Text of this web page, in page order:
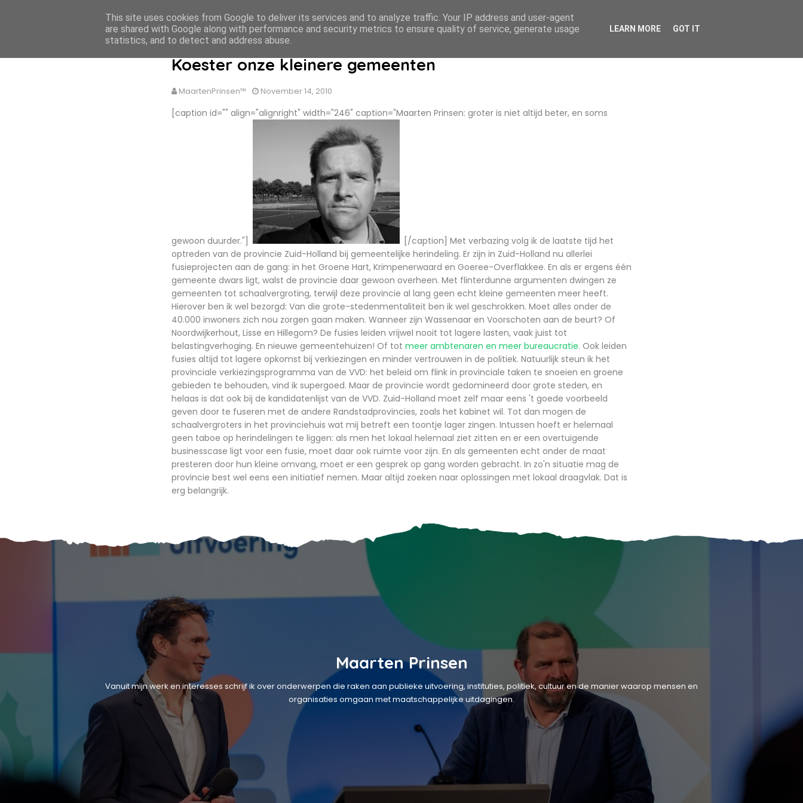
MaartenPrinsen.nl HOME
Koester onze kleinere gemeenten
MaartenPrinsen™ November 14, 2010
[caption id="" align="alignright" width="246" caption="Maarten Prinsen: groter is niet altijd beter, en soms
gewoon duurder."]
[/caption] Met verbazing volg ik de laatste tijd het
optreden van de provincie Zuid-Holland bij gemeentelijke herindeling. Er zijn in Zuid-Holland nu allerlei
fusieprojecten aan de gang: in het Groene Hart, Krimpenerwaard en Goeree-Overflakkee. En als er ergens één
gemeente dwars ligt, walst de provincie daar gewoon overheen. Met flinterdunne argumenten dwingen ze
gemeenten tot schaalvergroting, terwijl deze provincie al lang geen echt kleine gemeenten meer heeft.
Hierover ben ik wel bezorgd: Van die grote-stedenmentaliteit ben ik wel geschrokken. Moet alles onder de
40.000 inwoners zich nou zorgen gaan maken. Wanneer zijn Wassenaar en Voorschoten aan de beurt? Of
Noordwijkerhout, Lisse en Hillegom? De fusies leiden vrijwel nooit tot lagere lasten, vaak juist tot
belastingverhoging. En nieuwe gemeentehuizen! Of tot meer ambtenaren en meer bureaucratie. Ook leiden
fusies altijd tot lagere opkomst bij verkiezingen en minder vertrouwen in de politiek. Natuurlijk steun ik het
provinciale verkiezingsprogramma van de VVD: het beleid om flink in provinciale taken te snoeien en groene
gebieden te behouden, vind ik supergoed. Maar de provincie wordt gedomineerd door grote steden, en
helaas is dat ook bij de kandidatenlijst van de VVD. Zuid-Holland moet zelf maar eens 't goede voorbeeld
geven door te fuseren met de andere Randstadprovincies, zoals het kabinet wil. Tot dan mogen de
schaalvergroters in het provinciehuis wat mij betreft een toontje lager zingen. Intussen hoeft er helemaal
geen taboe op herindelingen te liggen: als men het lokaal helemaal ziet zitten en er een overtuigende
businesscase ligt voor een fusie, moet daar ook ruimte voor zijn. En als gemeenten echt onder de maat
presteren door hun kleine omvang, moet er een gesprek op gang worden gebracht. In zo'n situatie mag de
provincie best wel eens een initiatief nemen. Maar altijd zoeken naar oplossingen met lokaal draagvlak. Dat is
erg belangrijk.
Maarten Prinsen
Vanuit mijn werk en interesses schrijf ik over onderwerpen die raken aan publieke uitvoering, instituties, politiek, cultuur en de manier waarop mensen en
organisaties omgaan met maatschappelijke uitdagingen.
This site uses cookies from Google to deliver its services and to analyze traffic. Your IP address and user-agent
are shared with Google along with performance and security metrics to ensure quality of service, generate usage
statistics, and to detect and address abuse.
LEARN MORE GOT IT